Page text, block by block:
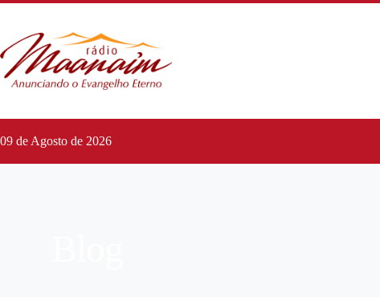
09 de Agosto de 2026